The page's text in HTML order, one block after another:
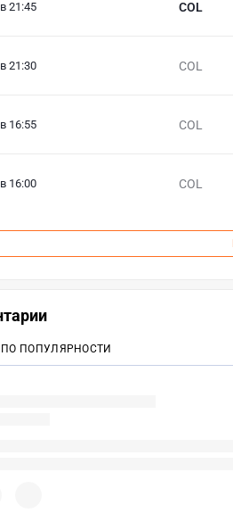
21:45 COL
21:30 COL
16:55 COL
16:00 COL
ПО ПОПУЛЯРНОСТИ